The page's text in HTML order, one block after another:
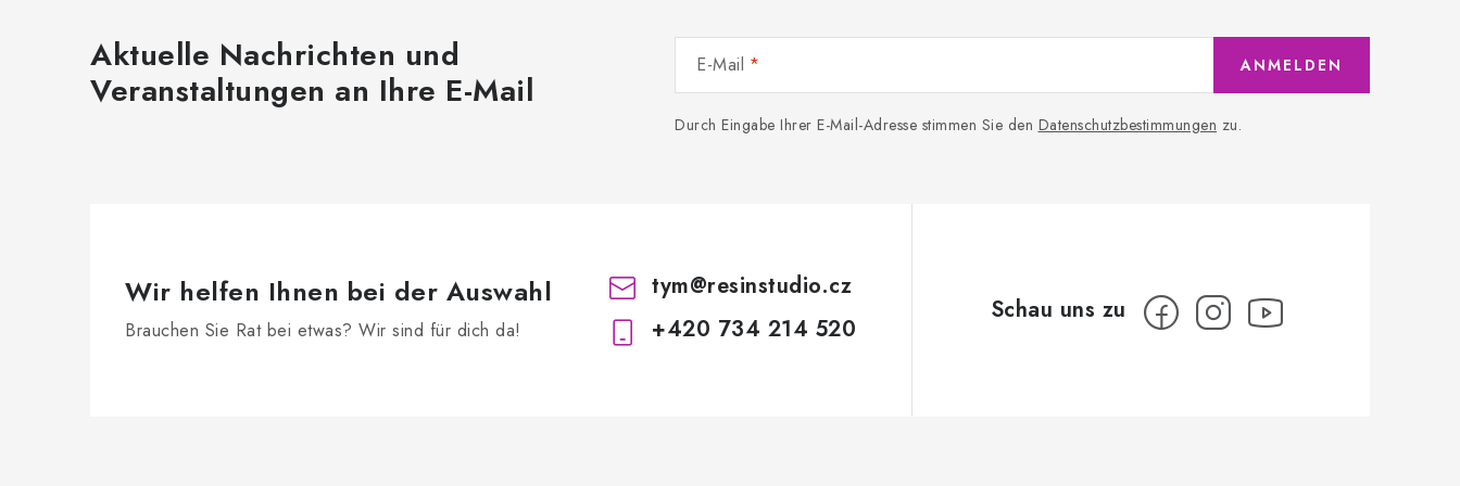
Aktuelle Nachrichten und
Veranstaltungen an Ihre E-Mail
E-Mail
Durch Eingabe Ihrer E-Mail-Adresse stimmen Sie den Datenschutzbestimmungen zu.
ANMELDEN
Wir helfen Ihnen bei der Auswahl
Brauchen Sie Rat bei etwas? Wir sind für dich da!
tym@resinstudio.cz
+420 734 214 520